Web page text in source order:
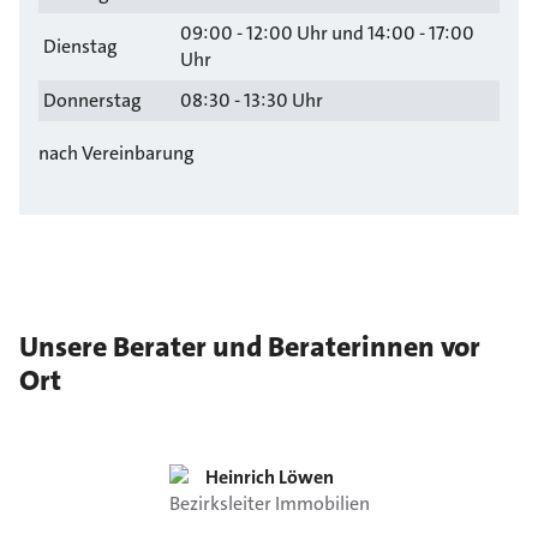
Dienstag
09:00 - 12:00 Uhr und 14:00 - 17:00
Uhr
Donnerstag
08:30 - 13:30 Uhr
nach Vereinbarung
Unsere Berater und Beraterinnen vor
Ort
Heinrich Löwen
Bezirksleiter Immobilien